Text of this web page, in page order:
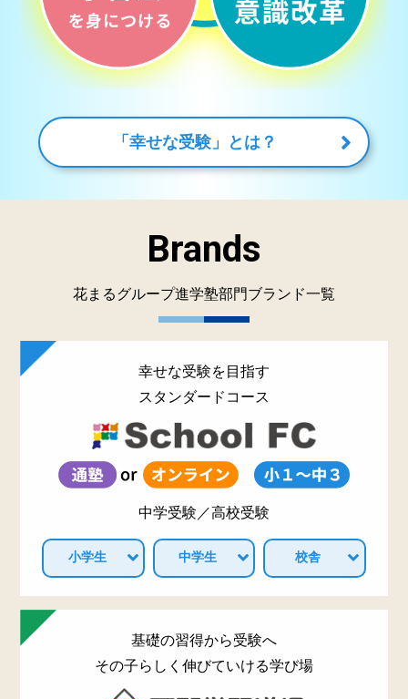
「幸せな受験」とは？
Brands
花まるグループ進学塾部門ブランド一覧
幸せな受験を目指す
スタンダードコース
中学受験／高校受験
小学生 中学生 校舎
基礎の習得から受験へ
その子らしく伸びていける学び場